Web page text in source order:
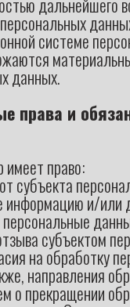
системе
данных.
права и
имеет право:
субъекта
информацию и/или
субъектом
на обработку
направления
о прекращении